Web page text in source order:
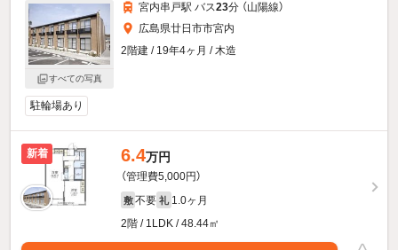
すべての写真
宮内串戸駅 バス23分 （山陽線）
広島県廿日市市宮内
2階建 / 19年4ヶ月 / 木造
駐輪場あり
新着 6.4万円
（管理費5,000円）
敷 不要 礼 1.0ヶ月
2階 / 1LDK / 48.44㎡